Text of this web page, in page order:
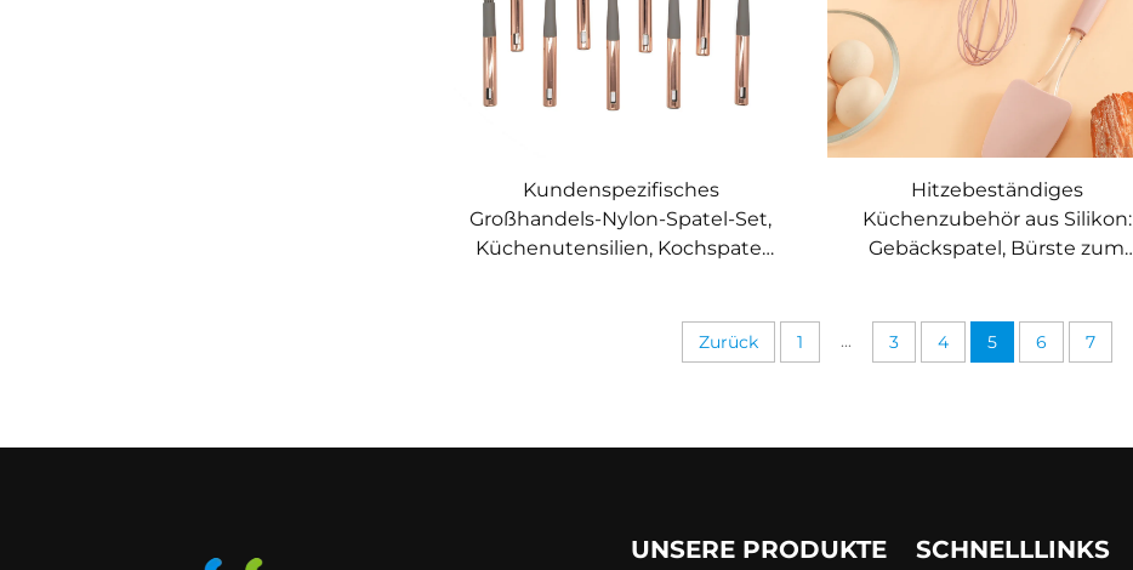
Kundenspezifisches
Großhandels-Nylon-Spatel-Set,
Küchenutensilien, Kochspatel
Bratenspatel für
antihaftbeschichtete Pfannen
Hitzebeständiges
Küchenzubehör aus Silikon:
Gebäckspatel, Bürste zum
Mischen
Zurück 1 ... 3 4 5 6 7
UNSERE PRODUKTE SCHNELLLINKS